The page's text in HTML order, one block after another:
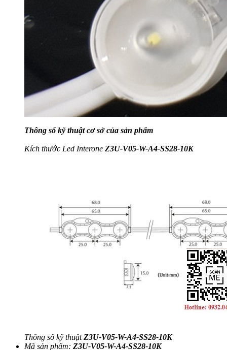
Thông số kỹ thuật cơ sở của sản phẩm
Kích thước Led Interone Z3U-V05-W-A4-SS28-10K
Thông số kỹ thuậtZ3U-V05-W-A4-SS28-10K
Mã sản phẩm: Z3U-V05-W-A4-SS28-10K